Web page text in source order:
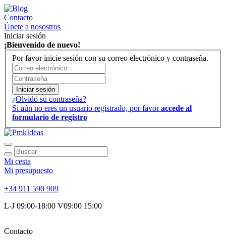
Contacto
Únete a nosostros
Iniciar sesión
¡Bienvenido de nuevo!
Por favor inicie sesión con su correo electrónico y contraseña.
Iniciar sesión
¿Olvidó su contraseña?
Si aún no eres un usuario registrado, por favoraccede al
formulario de registro
Mi cesta
Mi presupuesto
+34 911 590 909
L-J 09:00-18:00 V09:00 15:00
Contacto